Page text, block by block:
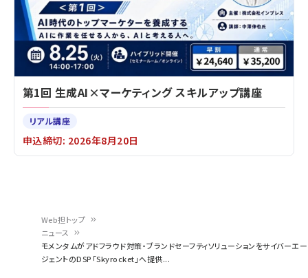
Web担トップ
ニュース
モメンタムがアドフラウド対策・ブランドセーフティソリューションをサイバーエー
ジェントのDSP「Skyrocket」へ提供...
第1回 生成AI×マーケティング スキルアップ講座
リアル講座
申込締切: 2026年8月20日